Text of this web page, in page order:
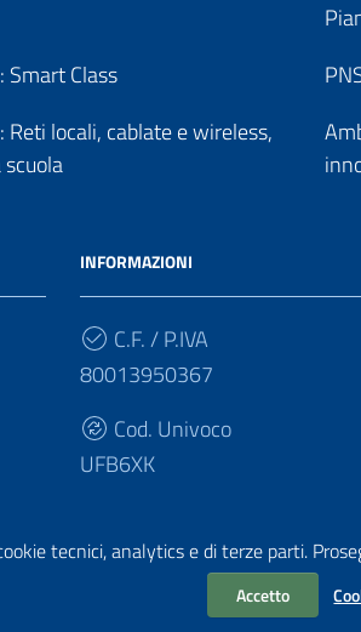
tecnici, analytics e di terze parti.
Accetto
Smart Class
Reti locali, cablate e wireless,
INFORMAZIONI
C.F. / P.IVA
80013950367
Cod. Univoco
UFB6XK